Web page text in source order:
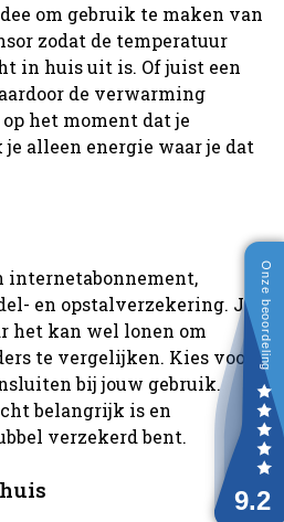
om gebruik te maken van
zodat de temperatuur
in huis uit is. Of juist een
de verwarming
het moment dat je
alleen energie waar je dat
internetabonnement,
en opstalverzekering. Je
het kan wel lonen om
te vergelijken. Kies voor
bij jouw gebruik.
belangrijk is en
verzekerd bent.